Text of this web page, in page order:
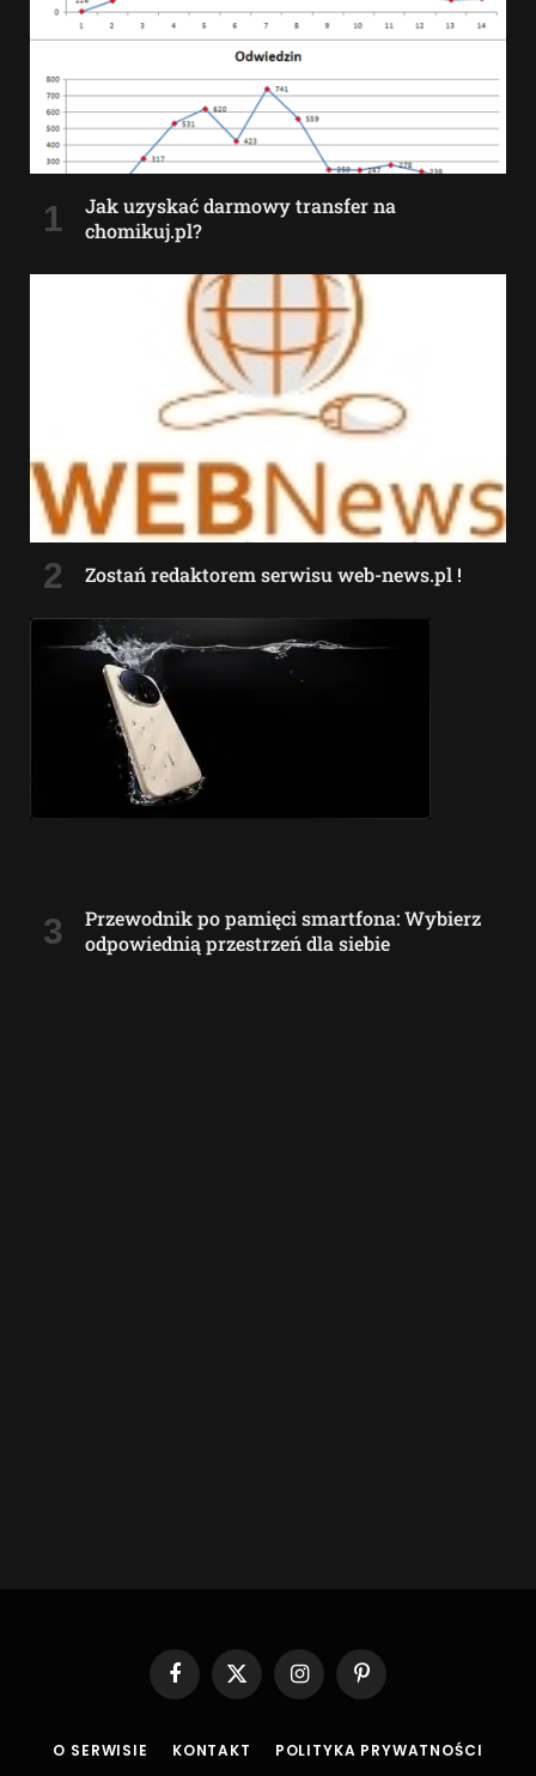
Jak uzyskać darmowy transfer na
chomikuj.pl?
Zostań redaktorem serwisu web-news.pl !
Przewodnik po pamięci smartfona: Wybierz
odpowiednią przestrzeń dla siebie
Facebook
X
(Twitter)
InstagramPinterest
O SERWISIE KONTAKT POLITYKA PRYWATNOŚCI